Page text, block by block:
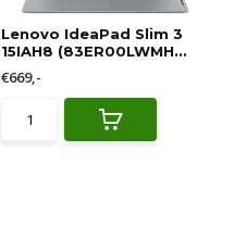
Lenovo IdeaPad Slim 3
15IAH8 (83ER00LWMH...
€669,-